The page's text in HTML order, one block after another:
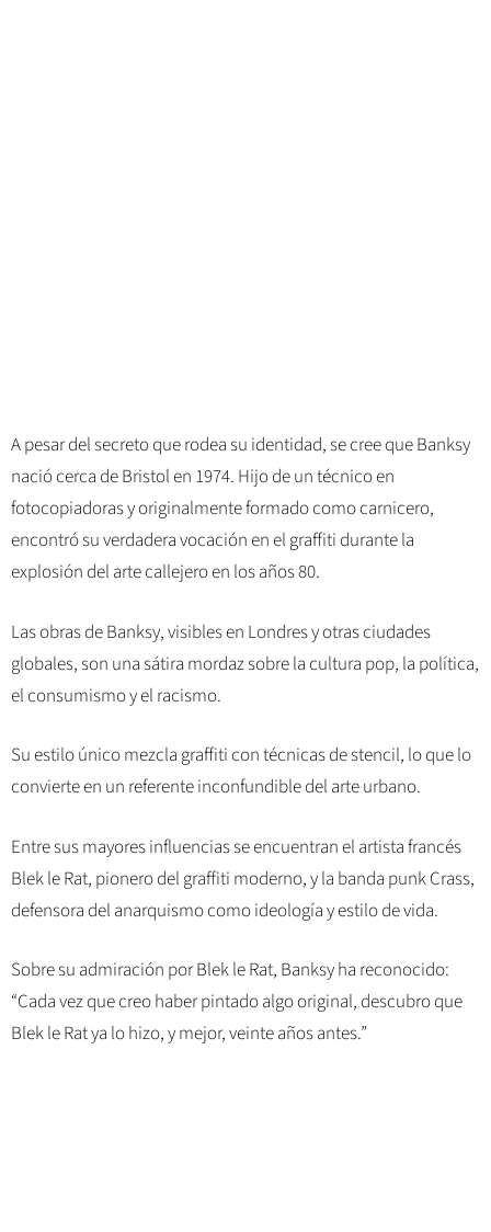
A pesar del secreto que rodea su identidad, se cree que Banksy
nació cerca de Bristol en 1974. Hijo de un técnico en
fotocopiadoras y originalmente formado como carnicero,
encontró su verdadera vocación en el graffiti durante la
explosión del arte callejero en los años 80.
Las obras de Banksy, visibles en Londres y otras ciudades
globales, son una sátira mordaz sobre la cultura pop, la política,
el consumismo y el racismo.
Su estilo único mezcla graffiti con técnicas de stencil, lo que lo
convierte en un referente inconfundible del arte urbano.
Entre sus mayores influencias se encuentran el artista francés
Blek le Rat, pionero del graffiti moderno, y la banda punk Crass,
defensora del anarquismo como ideología y estilo de vida.
Sobre su admiración por Blek le Rat, Banksy ha reconocido:
“Cada vez que creo haber pintado algo original, descubro que
Blek le Rat ya lo hizo, y mejor, veinte años antes.”